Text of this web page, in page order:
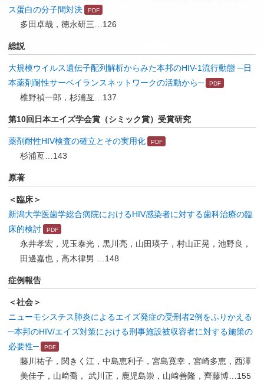
ス蛋白の分子間対決
多田卓哉，徳永研三…126
総説
大規模ウイルス遺伝子配列解析からみた本邦のHIV-1流行動態 ─日
本薬剤耐性サーベイランスネットワークの活動から─
椎野禎一郎，杉浦亙…137
第10回日本エイズ学会賞（シミック賞）受賞研究
薬剤耐性HIV検査の確立とその実用化
杉浦亙…143
原著
＜臨床＞
新潟大学医歯学総合病院におけるHIV感染者に対する歯科治療の臨
床的検討
永井孝宏，児玉泰光，黒川亮，山田瑛子，村山正晃，池野良，
田邊嘉也，高木律男 …148
症例報告
＜社会＞
ニューモシスチス肺炎によるエイズ発症の受刑者2例をふりかえる
─本邦のHIV/エイズ対策における刑事施設被収容者に対する施策の
必要性─
藤川祐子，関きく江，中島恵利子，宮島寛幸，宮崎多恵，西澤
美佳子，山﨑喬， 武川正，鹿児島崇，山﨑善隆，齊藤博…155